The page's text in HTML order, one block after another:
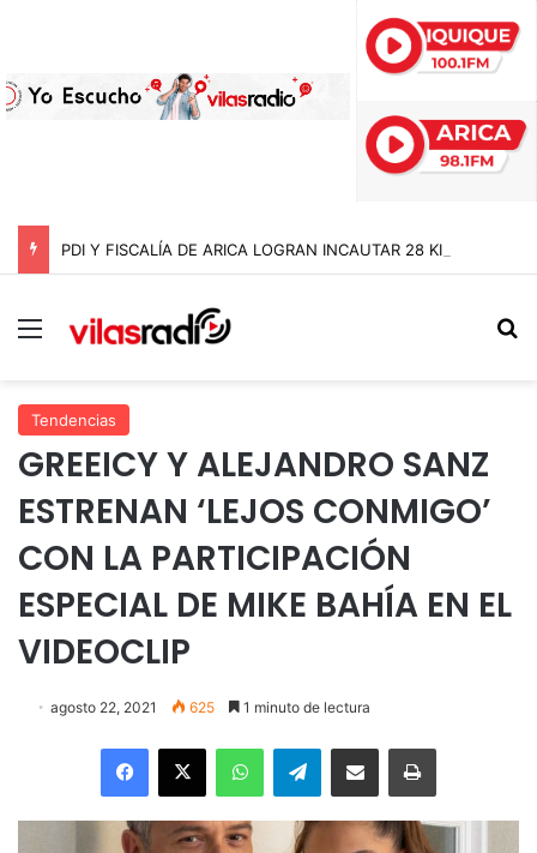
Menú
Tendencias
GREEICY Y ALEJANDRO SANZ
ESTRENAN ‘LEJOS CONMIGO’
CON LA PARTICIPACIÓN
ESPECIAL DE MIKE BAHÍA EN EL
VIDEOCLIP
agosto 22, 2021 625 1 minuto de lectura
Facebook
X WhatsAppTelegramEnviar vía email Imprimir